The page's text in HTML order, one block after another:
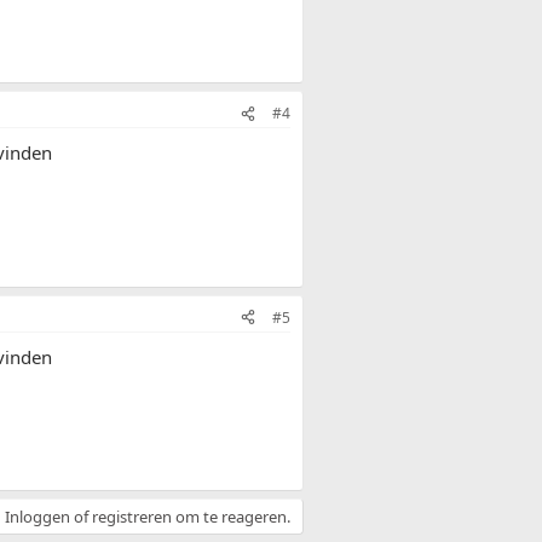
#4
#5
Inloggen of registreren om te reageren.